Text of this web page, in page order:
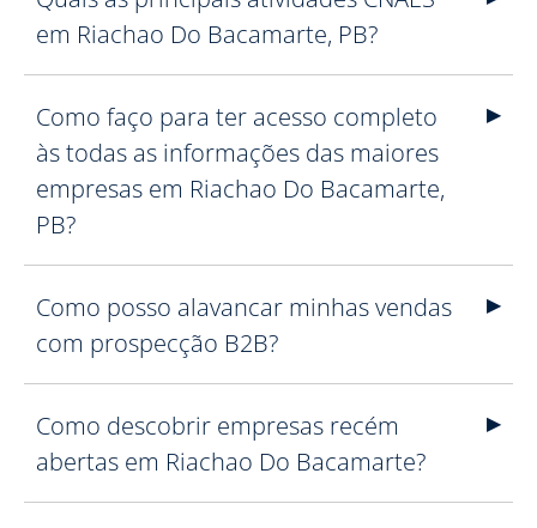
em Riachao Do Bacamarte, PB?
Como faço para ter acesso completo
às todas as informações das maiores
empresas em Riachao Do Bacamarte,
PB?
Como posso alavancar minhas vendas
com prospecção B2B?
Como descobrir empresas recém
abertas em Riachao Do Bacamarte?